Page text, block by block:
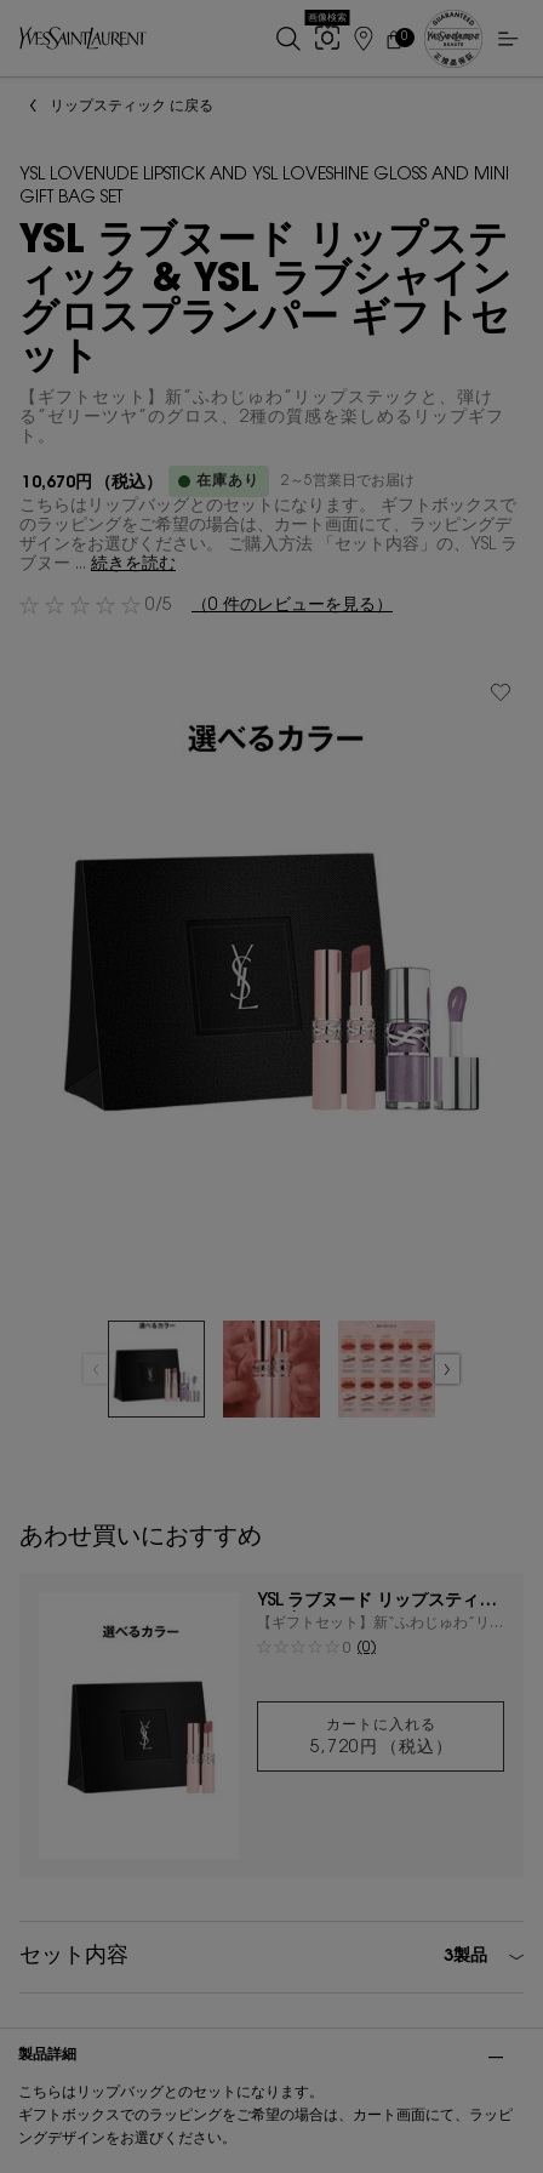
画像検索
店
カ
0
0 カート内の製品
リップスティック に戻る
YSL LOVENUDE LIPSTICK AND YSL LOVESHINE GLOSS AND MINI
GIFT BAG SET
YSL ラブヌード リップステ
ィック & YSL ラブシャイン
グロスプランパー ギフトセ
ット
【ギフトセット】新”ふわじゅわ”リップステックと、弾け
る”ゼリーツヤ”のグロス、2種の質感を楽しめるリップギフ
ト。
10,670円 （税込） 在庫あり 2～5営業日でお届け
こちらはリップバッグとのセットになります。 ギフトボックスで
のラッピングをご希望の場合は、カート画面にて、ラッピングデ
ザインをお選びください。 ご購入方法 「セット内容」の、YSL ラ
ブヌー ... 続きを読む
0/5 （0 件のレビューを見る）
あわせ買いにおすすめ
YSL ラブヌード リップスティッ
ク ギフトセット
【ギフトセット】新“ふわじゅわ”リッ
プ。ツヤでもマットでもない未体験の
0 (0)
カートに入れる
5,720円
（税込）
YSL ラブヌード リ
セット内容 3製品
製品詳細
こちらはリップバッグとのセットになります。
ギフトボックスでのラッピングをご希望の場合は、カート画面にて、ラッピ
ングデザインをお選びください。